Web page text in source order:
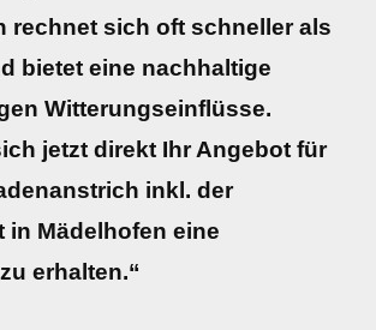
rechnet sich oft schneller als
bietet eine nachhaltige
Witterungseinflüsse.
jetzt direkt Ihr Angebot für
inkl. der
in Mädelhofen eine
erhalten.“